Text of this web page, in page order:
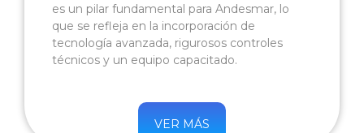
es un pilar fundamental para Andesmar, lo
que se refleja en la incorporación de
tecnología avanzada, rigurosos controles
técnicos y un equipo capacitado.
VER MÁS